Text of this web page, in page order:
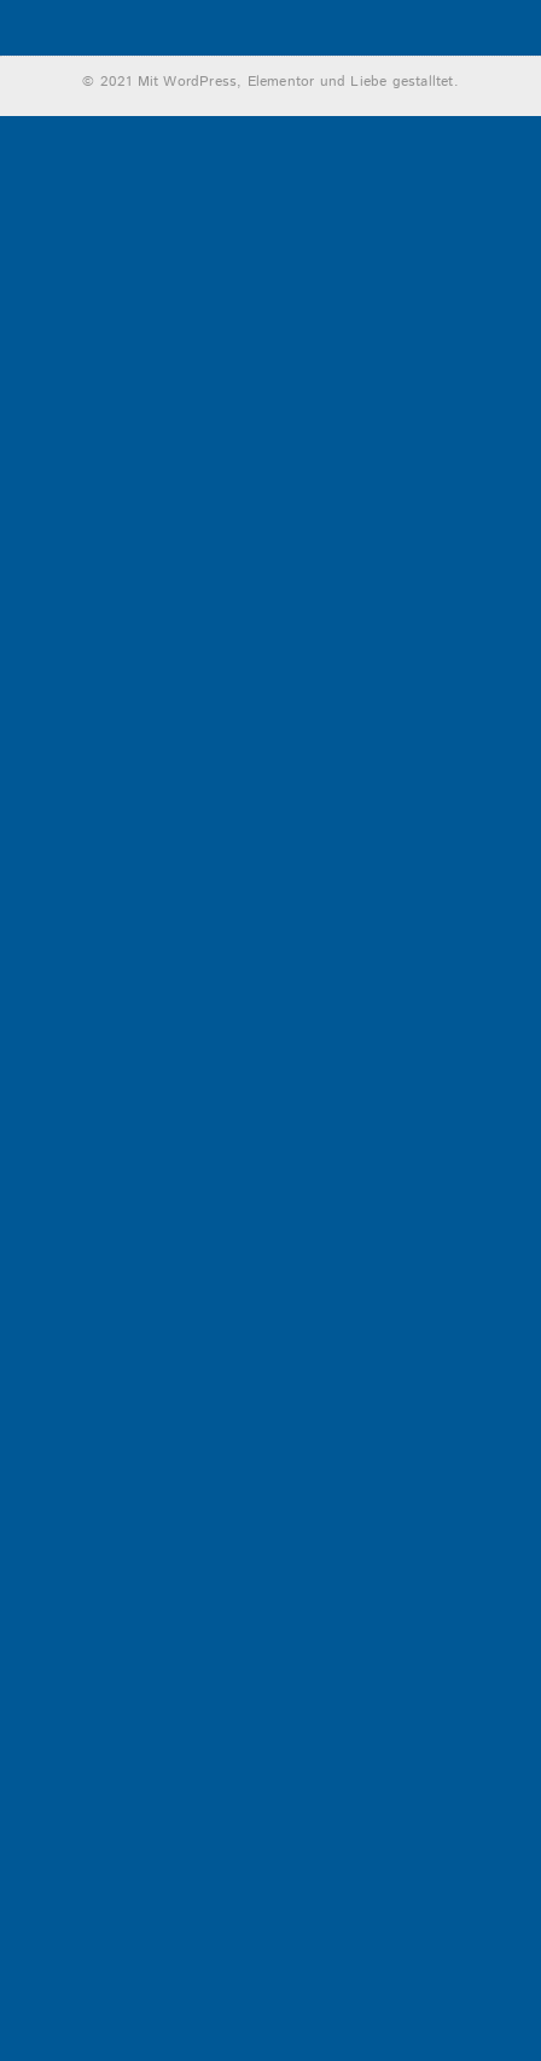
© 2021 Mit WordPress, Elementor und Liebe gestalltet.